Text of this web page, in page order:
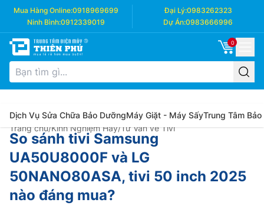
Mua Hàng Online:0918969699 Đại Lý:0983262323
Ninh Bình:0912339019 Dự Án:0983666996
0
Dịch Vụ Sửa Chữa Bảo DưỡngMáy Giặt - Máy SấyTrung Tâm Bảo
Trang chủ/Kinh Nghiệm Hay/Tư Vấn về Tivi
So sánh tivi Samsung
UA50U8000F và LG
50NANO80ASA, tivi 50 inch 2025
nào đáng mua?